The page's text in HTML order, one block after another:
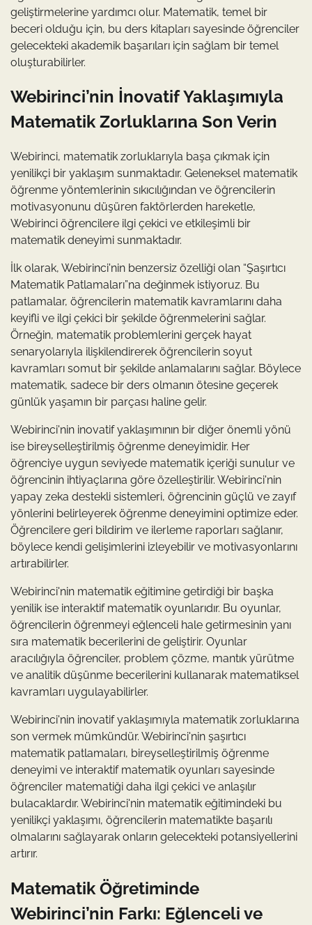
geliştirmelerine yardımcı olur. Matematik, temel bir
beceri olduğu için, bu ders kitapları sayesinde öğrenciler
gelecekteki akademik başarıları için sağlam bir temel
oluşturabilirler.
Webirinci’nin İnovatif Yaklaşımıyla
Matematik Zorluklarına Son Verin
Webirinci, matematik zorluklarıyla başa çıkmak için
yenilikçi bir yaklaşım sunmaktadır. Geleneksel matematik
öğrenme yöntemlerinin sıkıcılığından ve öğrencilerin
motivasyonunu düşüren faktörlerden hareketle,
Webirinci öğrencilere ilgi çekici ve etkileşimli bir
matematik deneyimi sunmaktadır.
İlk olarak, Webirinci'nin benzersiz özelliği olan “Şaşırtıcı
Matematik Patlamaları”na değinmek istiyoruz. Bu
patlamalar, öğrencilerin matematik kavramlarını daha
keyifli ve ilgi çekici bir şekilde öğrenmelerini sağlar.
Örneğin, matematik problemlerini gerçek hayat
senaryolarıyla ilişkilendirerek öğrencilerin soyut
kavramları somut bir şekilde anlamalarını sağlar. Böylece
matematik, sadece bir ders olmanın ötesine geçerek
günlük yaşamın bir parçası haline gelir.
Webirinci'nin inovatif yaklaşımının bir diğer önemli yönü
ise bireyselleştirilmiş öğrenme deneyimidir. Her
öğrenciye uygun seviyede matematik içeriği sunulur ve
öğrencinin ihtiyaçlarına göre özelleştirilir. Webirinci'nin
yapay zeka destekli sistemleri, öğrencinin güçlü ve zayıf
yönlerini belirleyerek öğrenme deneyimini optimize eder.
Öğrencilere geri bildirim ve ilerleme raporları sağlanır,
böylece kendi gelişimlerini izleyebilir ve motivasyonlarını
artırabilirler.
Webirinci'nin matematik eğitimine getirdiği bir başka
yenilik ise interaktif matematik oyunlarıdır. Bu oyunlar,
öğrencilerin öğrenmeyi eğlenceli hale getirmesinin yanı
sıra matematik becerilerini de geliştirir. Oyunlar
aracılığıyla öğrenciler, problem çözme, mantık yürütme
ve analitik düşünme becerilerini kullanarak matematiksel
kavramları uygulayabilirler.
Webirinci'nin inovatif yaklaşımıyla matematik zorluklarına
son vermek mümkündür. Webirinci'nin şaşırtıcı
matematik patlamaları, bireyselleştirilmiş öğrenme
deneyimi ve interaktif matematik oyunları sayesinde
öğrenciler matematiği daha ilgi çekici ve anlaşılır
bulacaklardır. Webirinci'nin matematik eğitimindeki bu
yenilikçi yaklaşımı, öğrencilerin matematikte başarılı
olmalarını sağlayarak onların gelecekteki potansiyellerini
artırır.
Matematik Öğretiminde
Webirinci’nin Farkı: Eğlenceli ve